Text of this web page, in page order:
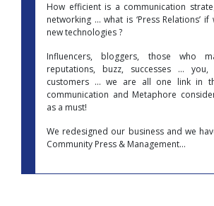
How efficient is a communication
networking ... what is ‘Press Relations’
new technologies ?
Influencers, bloggers, those who
reputations, buzz, successes ...
customers ... we are all one link in
communication and Metaphore
as a must!
We redesigned our business and we
Community Press & Management...